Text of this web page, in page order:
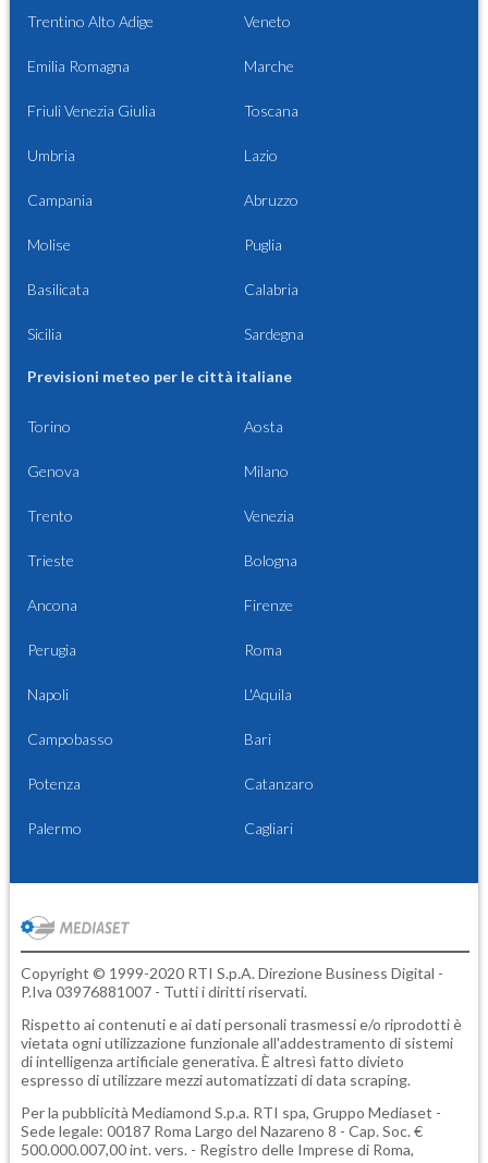
Trentino Alto Adige Veneto
Emilia Romagna Marche
Friuli Venezia Giulia Toscana
Umbria Lazio
Campania Abruzzo
Molise Puglia
Basilicata Calabria
Sicilia Sardegna
Previsioni meteo per le città italiane
Torino Aosta
Genova Milano
Trento Venezia
Trieste Bologna
Ancona Firenze
Perugia Roma
Napoli L'Aquila
Campobasso Bari
Potenza Catanzaro
Palermo Cagliari
Copyright © 1999-2020 RTI S.p.A. Direzione Business Digital -
P.Iva 03976881007 - Tutti i diritti riservati.
Rispetto ai contenuti e ai dati personali trasmessi e/o riprodotti è
vietata ogni utilizzazione funzionale all'addestramento di sistemi
di intelligenza artificiale generativa. È altresì fatto divieto
espresso di utilizzare mezzi automatizzati di data scraping.
Per la pubblicità Mediamond S.p.a. RTI spa, Gruppo Mediaset -
Sede legale: 00187 Roma Largo del Nazareno 8 - Cap. Soc. €
500.000.007,00 int. vers. - Registro delle Imprese di Roma,